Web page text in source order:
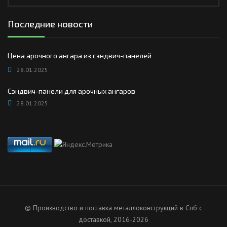
Последние новости
Цена арочного ангара из сэндвич-панелей
28.01.2025
Сэндвич-панели для арочных ангаров
28.01.2025
© Производство и поставка металлоконструкций в Спб с
доставкой, 2016-2026